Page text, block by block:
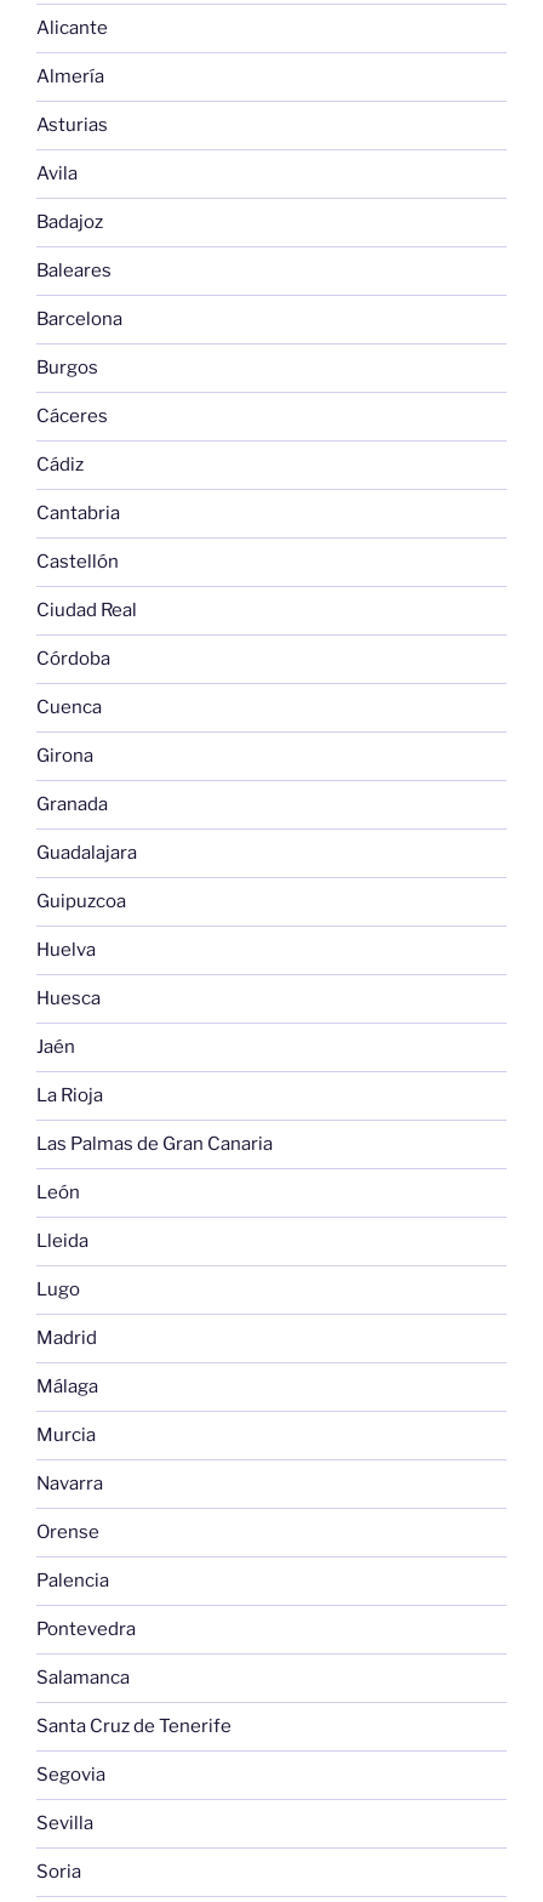
Alicante
Almería
Asturias
Avila
Badajoz
Baleares
Barcelona
Burgos
Cáceres
Cádiz
Cantabria
Castellón
Ciudad Real
Córdoba
Cuenca
Girona
Granada
Guadalajara
Guipuzcoa
Huelva
Huesca
Jaén
La Rioja
Las Palmas de Gran Canaria
León
Lleida
Lugo
Madrid
Málaga
Murcia
Navarra
Orense
Palencia
Pontevedra
Salamanca
Santa Cruz de Tenerife
Segovia
Sevilla
Soria